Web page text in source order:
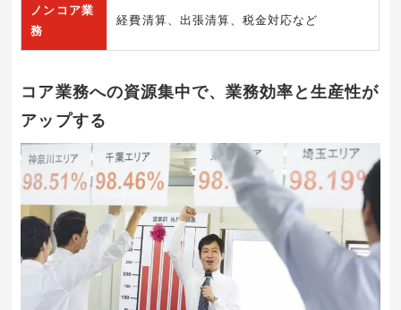
ノンコア業
務
経費清算、出張清算、税金対応など
コア業務への資源集中で、業務効率と生産性が
アップする